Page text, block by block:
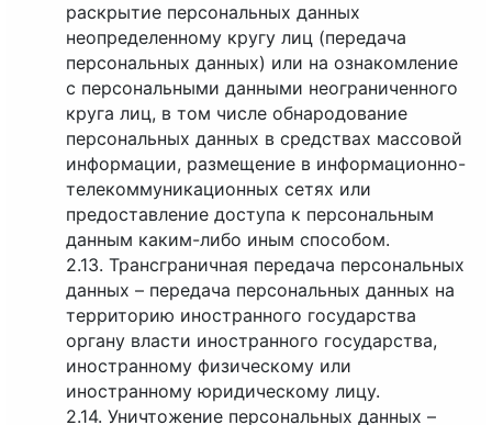
раскрытие персональных данных
неопределенному кругу лиц (передача
персональных данных) или на ознакомление
с персональными данными неограниченного
круга лиц, в том числе обнародование
персональных данных в средствах массовой
информации, размещение в информационно-
телекоммуникационных сетях или
предоставление доступа к персональным
данным каким-либо иным способом.
2.13. Трансграничная передача персональных
данных – передача персональных данных на
территорию иностранного государства
органу власти иностранного государства,
иностранному физическому или
иностранному юридическому лицу.
2.14. Уничтожение персональных данных –